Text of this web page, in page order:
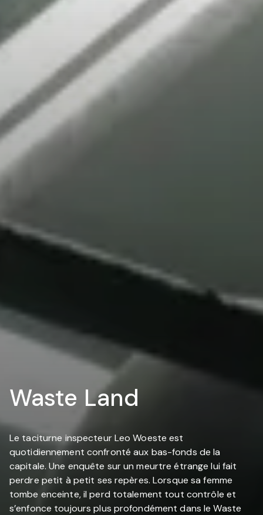
Waste Land
Le taciturne inspecteur Leo Woeste est
quotidiennement confronté aux bas-fonds de la
capitale. Une enquête sur un meurtre étrange lui fait
perdre petit à petit ses repères. Lorsque sa femme
tombe enceinte, il perd totalement tout contrôle et
s’enfonce toujours plus profondément dans le Waste